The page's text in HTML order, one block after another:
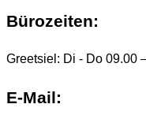
Bürozeiten:
Greetsiel: Di - Do 09.00
E-Mail: